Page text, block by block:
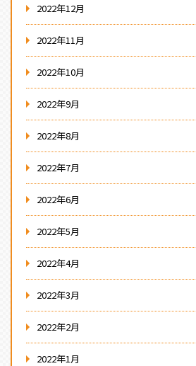
2022年12月
2022年11月
2022年10月
2022年9月
2022年8月
2022年7月
2022年6月
2022年5月
2022年4月
2022年3月
2022年2月
2022年1月